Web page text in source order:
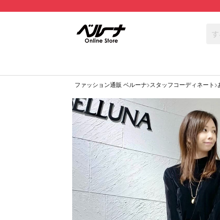
ファッション通販 ベルーナ スタッフコーディネート